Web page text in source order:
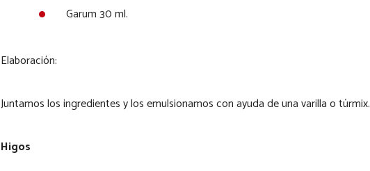
Garum 30 ml.
Elaboración:
Juntamos los ingredientes y los emulsionamos con ayuda de una varilla o túrmix.
Higos